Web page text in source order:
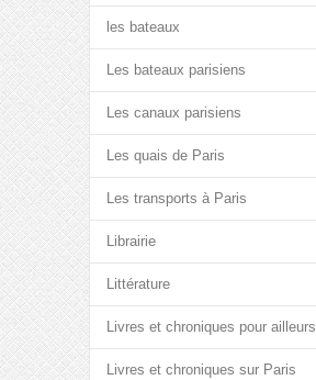
les bateaux
Les bateaux parisiens
Les canaux parisiens
Les quais de Paris
Les transports à Paris
Librairie
Littérature
Livres et chroniques pour ailleurs
Livres et chroniques sur Paris